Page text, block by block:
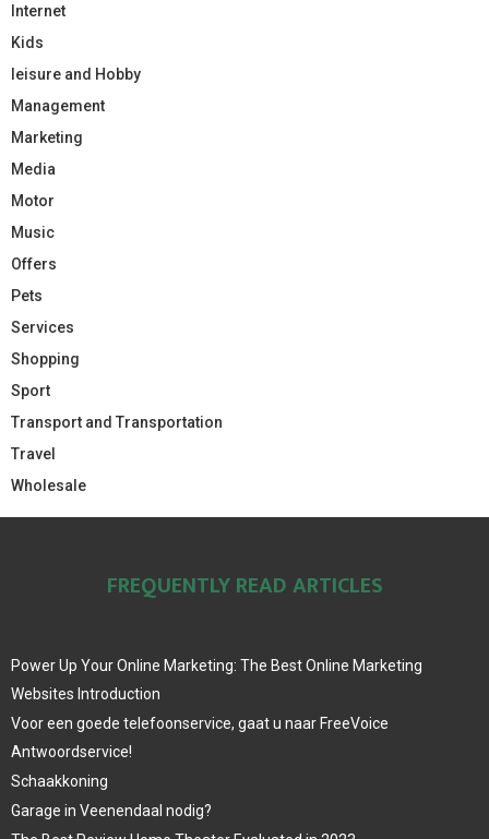
Internet
Kids
leisure and Hobby
Management
Marketing
Media
Motor
Music
Offers
Pets
Services
Shopping
Sport
Transport and Transportation
Travel
Wholesale
FREQUENTLY READ ARTICLES
Power Up Your Online Marketing: The Best Online Marketing
Websites Introduction
Voor een goede telefoonservice, gaat u naar FreeVoice
Antwoordservice!
Schaakkoning
Garage in Veenendaal nodig?